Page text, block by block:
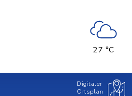
27 °C
Digitaler
Ortsplan